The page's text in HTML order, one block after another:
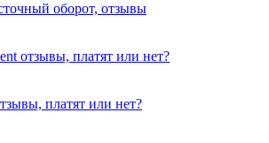
оборот, отзывы
отзывы, платят или нет?
платят или нет?